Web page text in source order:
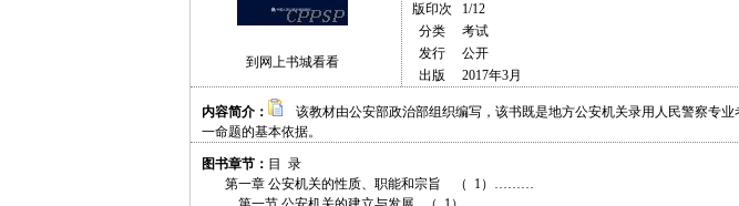
到网上书城看看
版印次
1/12
分类
考试
发行
公开
出版
2017年3月
内容简介：
该教材由公安部政治部组织编写，该书既是地方公安机关录用人民警察专业
一命题的基本依据。
图书章节： 目 录
第一章 公安机关的性质、职能和宗旨 （ 1）………